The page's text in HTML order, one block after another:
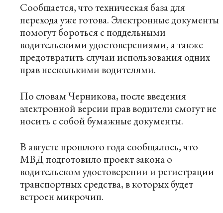
Сообщается, что техническая база для
перехода уже готова. Электронные документы
помогут бороться с поддельными
водительскими удостоверениями, а также
предотвратить случаи использования одних
прав несколькими водителями.
По словам Черникова, после введения
электронной версии прав водители смогут не
носить с собой бумажные документы.
В августе прошлого года сообщалось, что
МВД подготовило проект закона о
водительском удостоверении и регистрации
транспортных средства, в которых будет
встроен микрочип.